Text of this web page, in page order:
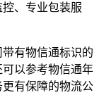
、专业包装服
有物信通标识的
以参考物信通年
有保障的物流公